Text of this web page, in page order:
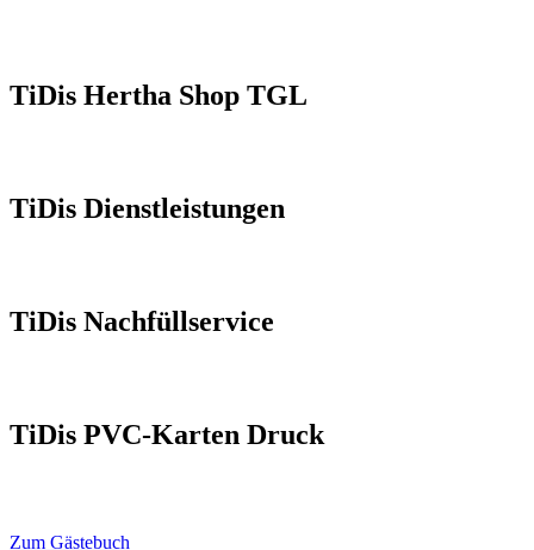
TiDis Hertha Shop TGL
TiDis Dienstleistungen
TiDis Nachfüllservice
TiDis PVC-Karten Druck
Zum Gästebuch